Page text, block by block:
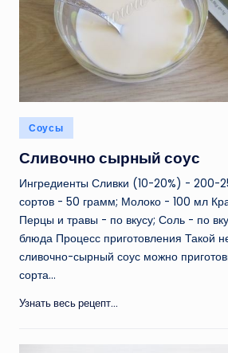
Опубликовано
в
Соусы
Сливочно сырный соус
Ингредиенты Сливки (10-20%) - 200-
сортов - 50 грамм; Молоко - 100 мл
Перцы и травы - по вкусу; Соль - по
блюда Процесс приготовления Такой
сливочно-сырный соус можно
сорта…
Узнать весь рецепт...